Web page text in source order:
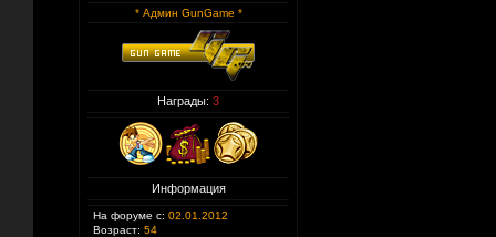
* Админ GunGame *
Награды: 3
Информация
На форуме с: 02.01.2012
Возраст: 54